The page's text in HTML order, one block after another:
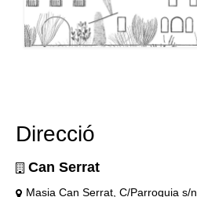
Direcció
Can Serrat
Masia Can Serrat, C/Parroquia s/n